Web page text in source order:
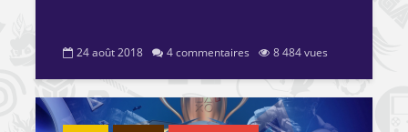
24 août 2018 4 commentaires 8 484 vues